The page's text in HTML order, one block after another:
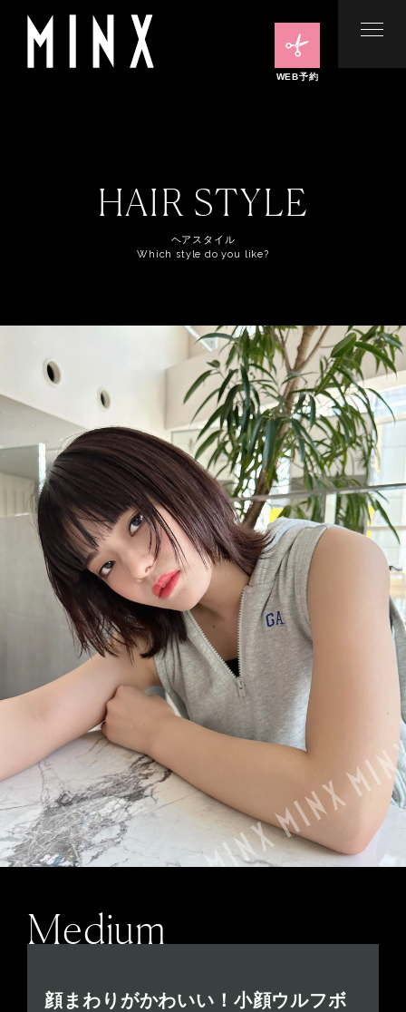
WEB予約
HAIR STYLE
ヘアスタイル
Which style do you like?
Medium
顔まわりがかわいい！小顔ウルフボ